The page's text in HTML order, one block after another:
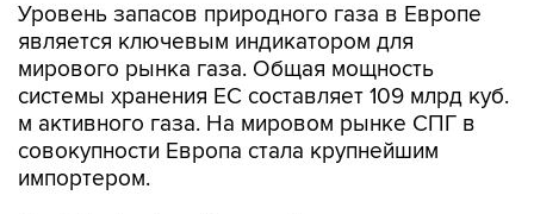
Уровень запасов природного газа в Европе
является ключевым индикатором для
мирового рынка газа. Общая мощность
системы хранения ЕС составляет 109 млрд куб.
м активного газа. На мировом рынке СПГ в
совокупности Европа стала крупнейшим
импортером.